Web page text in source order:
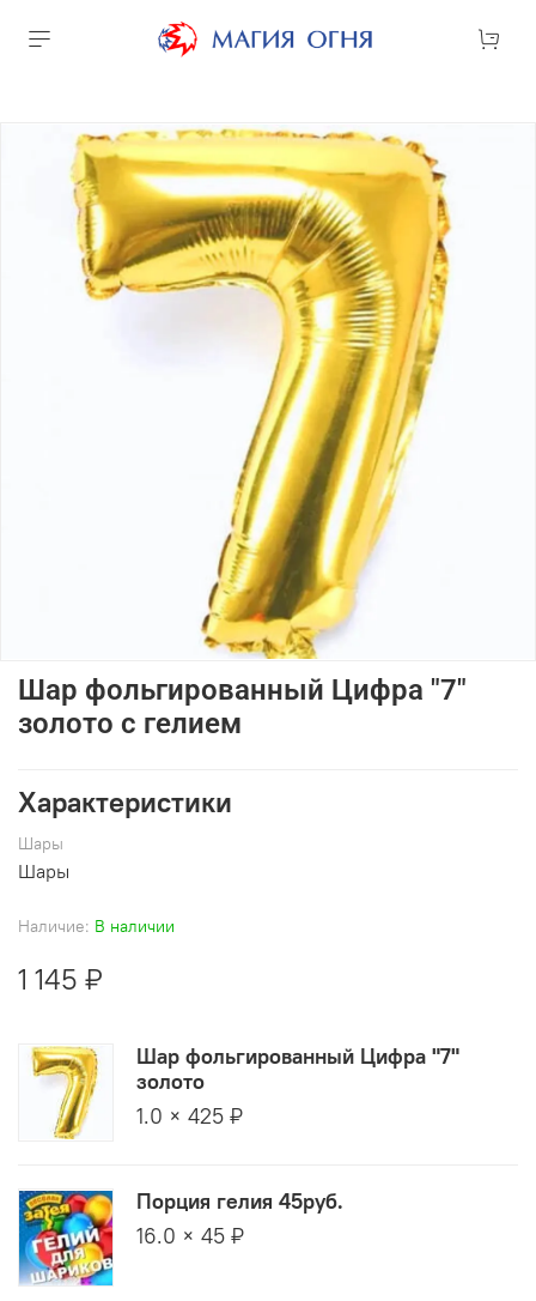
Наличие: В наличии
Шар фольгированный Цифра "7"
золото с гелием
1 145 ₽
Шар фольгированный Цифра "7"
золото
1.0 × 425 ₽
Порция гелия 45руб.
16.0 × 45 ₽
Характеристики
Шары
Шары